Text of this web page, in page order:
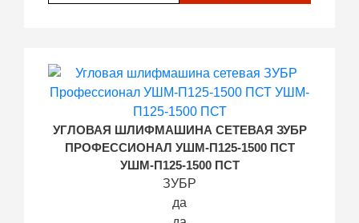
УГЛОВАЯ ШЛИФМАШИНА СЕТЕВАЯ ЗУБР
ПРОФЕССИОНАЛ УШМ-П125-1500 ПСТ
УШМ-П125-1500 ПСТ
ЗУБР
да